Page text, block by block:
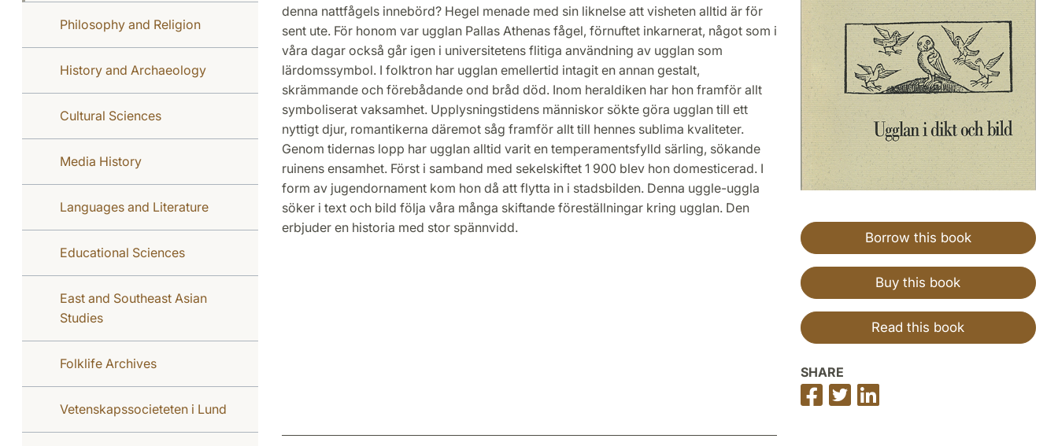
Philosophy and Religion
History and Archaeology
Cultural Sciences
Media History
Languages and Literature
Educational Sciences
East and Southeast Asian
Studies
Folklife Archives
Vetenskapssocieteten i Lund
denna nattfågels innebörd? Hegel menade med sin liknelse att visheten alltid är för
sent ute. För honom var ugglan Pallas Athenas fågel, förnuftet inkarnerat, något som i
våra dagar också går igen i universitetens flitiga användning av ugglan som
lärdomssymbol. I folktron har ugglan emellertid intagit en annan gestalt,
skrämmande och förebådande ond bråd död. Inom heraldiken har hon framför allt
symboliserat vaksamhet. Upplysningstidens människor sökte göra ugglan till ett
nyttigt djur, romantikerna däremot såg framför allt till hennes sublima kvaliteter.
Genom tidernas lopp har ugglan alltid varit en temperamentsfylld särling, sökande
ruinens ensamhet. Först i samband med sekelskiftet 1 900 blev hon domesticerad. I
form av jugendornament kom hon då att flytta in i stadsbilden. Denna uggle-uggla
söker i text och bild följa våra många skiftande föreställningar kring ugglan. Den
erbjuder en historia med stor spännvidd.
Borrow this book
Buy this book
Read this book
SHARE
Share
on
Share
on
on